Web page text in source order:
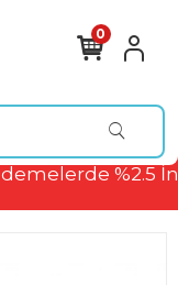
%2.5
0